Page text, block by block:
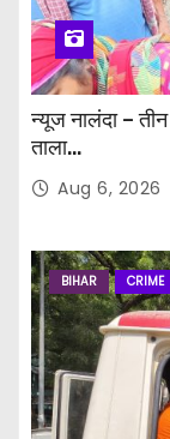
न्यूज नालंदा –
ताला…
Aug 6, 2026
BIHAR CRIME